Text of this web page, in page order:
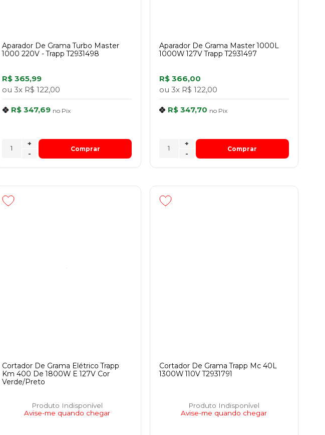
Aparador De Grama Turbo Master
1000 220V - Trapp T2931498
R$ 365,99
ou 3x R$ 122,00
R$ 347,69 no Pix
-
+
Comprar
Aparador De Grama Master 1000L
1000W 127V Trapp T2931497
R$ 366,00
ou 3x R$ 122,00
R$ 347,70 no Pix
-
+
Comprar
Cortador De Grama Elétrico Trapp
Km 400 De 1800W E 127V Cor
Verde/Preto
Produto Indisponível
Avise-me quando chegar
Cortador De Grama Trapp Mc 40L
1300W 110V T2931791
Produto Indisponível
Avise-me quando chegar